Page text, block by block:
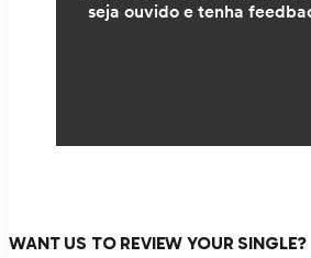
WANT US TO REVIEW YOUR SINGLE?